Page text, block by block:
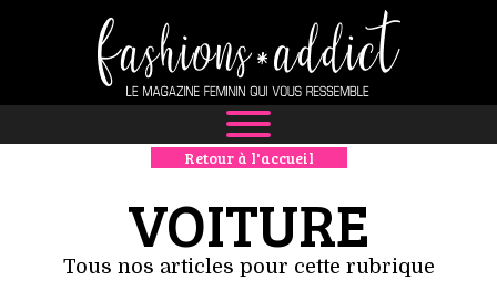
NEWS
MODE
LUXE
Retour à l'accueil
VOITURE
Tous nos articles pour cette rubrique